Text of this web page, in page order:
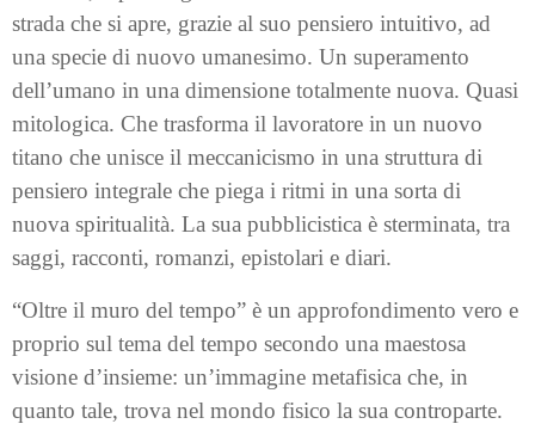
strada che si apre, grazie al suo pensiero intuitivo, ad
una specie di nuovo umanesimo. Un superamento
dell’umano in una dimensione totalmente nuova. Quasi
mitologica. Che trasforma il lavoratore in un nuovo
titano che unisce il meccanicismo in una struttura di
pensiero integrale che piega i ritmi in una sorta di
nuova spiritualità. La sua pubblicistica è sterminata, tra
saggi, racconti, romanzi, epistolari e diari.
“Oltre il muro del tempo” è un approfondimento vero e
proprio sul tema del tempo secondo una maestosa
visione d’insieme: un’immagine metafisica che, in
quanto tale, trova nel mondo fisico la sua controparte.